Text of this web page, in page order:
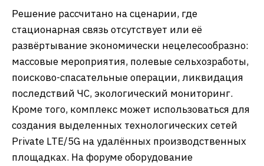
Решение рассчитано на сценарии, где
стационарная связь отсутствует или её
развёртывание экономически нецелесообразно:
массовые мероприятия, полевые сельхозработы,
поисково-спасательные операции, ликвидация
последствий ЧС, экологический мониторинг.
Кроме того, комплекс может использоваться для
создания выделенных технологических сетей
Private LTE/5G на удалённых производственных
площадках. На форуме оборудование